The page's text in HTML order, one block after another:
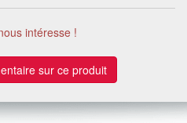
intéresse !
sur ce produit